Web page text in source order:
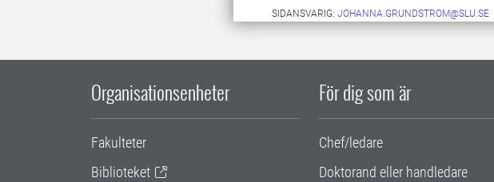
SIDANSVARIG: JOHANNA.GRUNDSTROM@SLU.SE
Organisationsenheter
Fakulteter
Biblioteket
För dig som är
Chef/ledare
Doktorand eller handledare